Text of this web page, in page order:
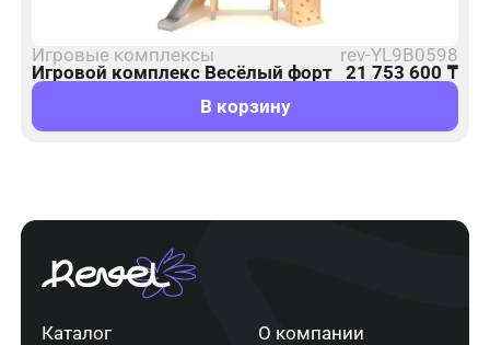
Игровые комплексы
rev-YL9B0598
Игровой комплекс Весёлый форт
21 753 600 ₸
В корзину
Каталог О компании